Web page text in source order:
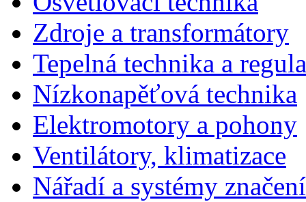
Zdroje a transformátory
Tepelná technika a
Nízkonapěťová technika
Elektromotory a pohony
Ventilátory, klimatizace
Nářadí a systémy značení